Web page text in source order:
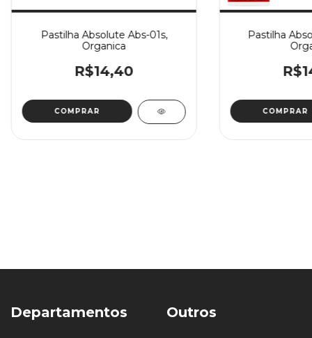
Pastilha Absolute Abs-01s,
Organica
R$14,40
Pastilha
Departamentos Outros